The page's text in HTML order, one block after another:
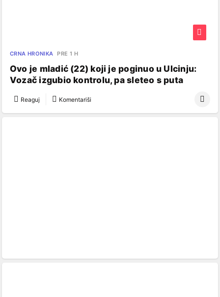
CRNA HRONIKA PRE 1 H
Ovo je mladić (22) koji je poginuo u Ulcinju:
Vozač izgubio kontrolu, pa sleteo s puta
Reaguj Komentariši